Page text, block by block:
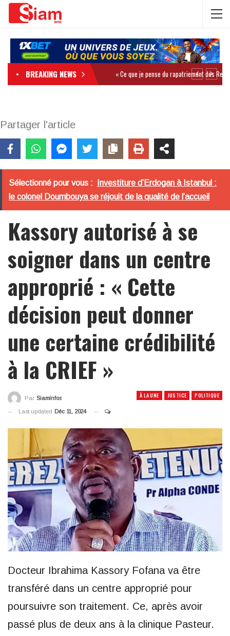
BREAKING NEWS
Partager l'article
Sélectionné pour vous :
Investiture d’Erdogan à Istanbul :
le colonel Doumbouya se réjouit de la qualité de l’accueil
Kassory autorisé à se
soigner dans un centre
approprié : « Cette
décision peut donner
une certaine crédibilité
à la CRIEF »
À LA UNE JUSTICE POLITIQUE
Par Siaminfos
Last updated Déc 11, 2024
Docteur Ibrahima Kassory Fofana va être
transféré dans un centre approprié pour
poursuivre son traitement. Ce, après avoir
passé plus de deux ans à la clinique Pasteur.